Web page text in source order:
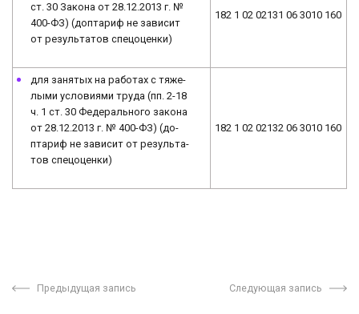
ст. 30 За­ко­на от 28.12.2013 г. №
400-ФЗ) (до­пта­риф не зависит
от результатов спецоценки)
182 1 02 02131 06 3010 160
для за­ня­тых на ра­бо­тах с тя­же­
лы­ми условиями труда (пп. 2-18
ч. 1 ст. 30 Фе­де­раль­но­го за­ко­на
от 28.12.2013 г. № 400-ФЗ) (до­
пта­риф не зависит от ре­зуль­та­
тов спецоценки)
182 1 02 02132 06 3010 160
Предыдущая запись Следующая запись